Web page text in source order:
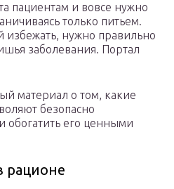
пациентам и вовсе нужно
только питьем.
избежать, нужно правильно
заболевания. Портал
материал о том, какие
безопасно
обогатить его ценными
рационе